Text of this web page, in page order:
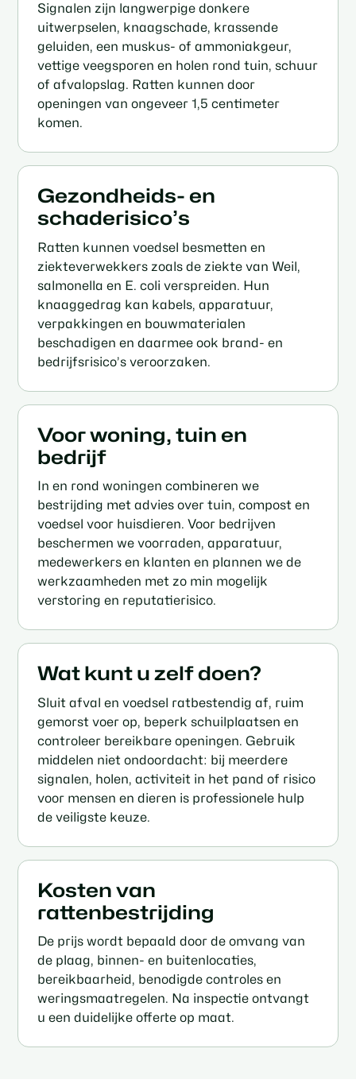
Signalen zijn langwerpige donkere
uitwerpselen, knaagschade, krassende
geluiden, een muskus- of ammoniakgeur,
vettige veegsporen en holen rond tuin, schuur
of afvalopslag. Ratten kunnen door
openingen van ongeveer 1,5 centimeter
komen.
Gezondheids- en
schaderisico’s
Ratten kunnen voedsel besmetten en
ziekteverwekkers zoals de ziekte van Weil,
salmonella en E. coli verspreiden. Hun
knaaggedrag kan kabels, apparatuur,
verpakkingen en bouwmaterialen
beschadigen en daarmee ook brand- en
bedrijfsrisico’s veroorzaken.
Voor woning, tuin en
bedrijf
In en rond woningen combineren we
bestrijding met advies over tuin, compost en
voedsel voor huisdieren. Voor bedrijven
beschermen we voorraden, apparatuur,
medewerkers en klanten en plannen we de
werkzaamheden met zo min mogelijk
verstoring en reputatierisico.
Wat kunt u zelf doen?
Sluit afval en voedsel ratbestendig af, ruim
gemorst voer op, beperk schuilplaatsen en
controleer bereikbare openingen. Gebruik
middelen niet ondoordacht: bij meerdere
signalen, holen, activiteit in het pand of risico
voor mensen en dieren is professionele hulp
de veiligste keuze.
Kosten van
rattenbestrijding
De prijs wordt bepaald door de omvang van
de plaag, binnen- en buitenlocaties,
bereikbaarheid, benodigde controles en
weringsmaatregelen. Na inspectie ontvangt
u een duidelijke offerte op maat.